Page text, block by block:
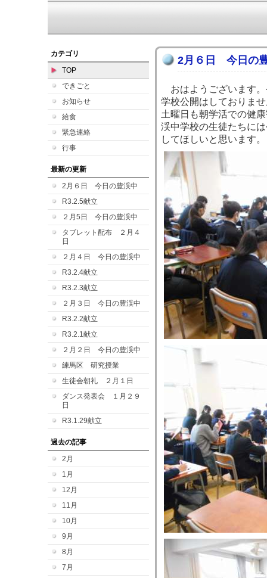
カテゴリ
TOP
できごと
お知らせ
給食
緊急連絡
行事
最新の更新
2月６日 今日の豊渓中
R3.2.5献立
２月5日 今日の豊渓中
タブレット配布 ２月４
日
２月４日 今日の豊渓中
R3.2.4献立
R3.2.3献立
２月３日 今日の豊渓中
R3.2.2献立
R3.2.1献立
２月２日 今日の豊渓中
練馬区 研究授業
生徒会朝礼 ２月１日
ダンス発表会 １月２９
日
R3.1.29献立
過去の記事
2月
1月
12月
11月
10月
9月
8月
7月
2月６日 今日の
おはようございます。
学校公開はしておりま
土曜日も朝学活での健
渓中学校の生徒たちに
してほしいと思います。